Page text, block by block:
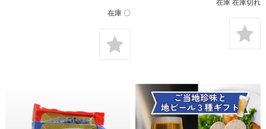
在庫 〇
在庫 在庫切れ